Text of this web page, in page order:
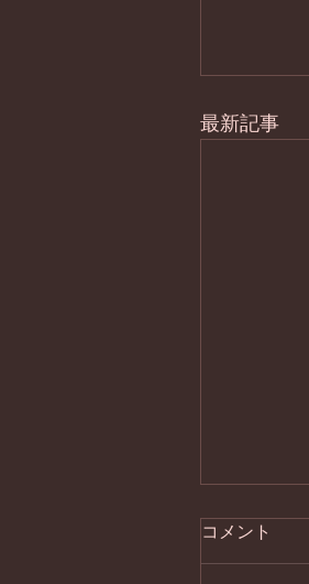
最新記事
コメント